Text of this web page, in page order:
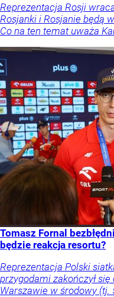
Reprezentacja Rosji
Rosjanki i Rosjanie będą
Co na ten temat uważa
Tomasz Fornal
będzie reakcja resortu?
Reprezentacja Polski
przygodami zakończył
Warszawie w środowy (tj.